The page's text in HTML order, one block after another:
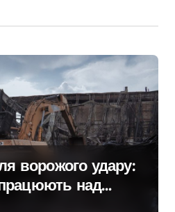
ворожого удару:
над
атаки в